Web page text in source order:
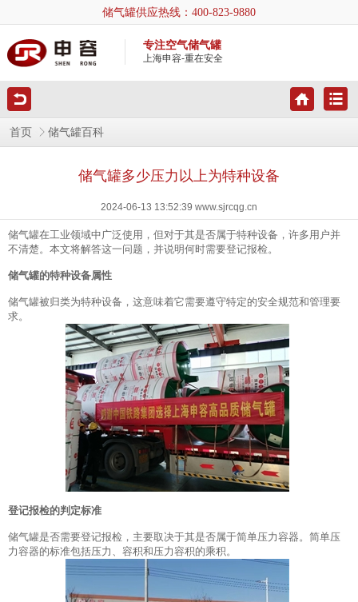
储气罐供应热线： 400-823-9880
专注空气储气罐
上海申容-重在安全
首页 储气罐百科
储气罐多少压力以上为特种设备
2024-06-13 13:52:39 www.sjrcqg.cn
储气罐在工业领域中广泛使用，但对于其是否属于特种设备，许多用户并
不清楚。本文将解答这一问题，并说明何时需要登记报检。
储气罐的特种设备属性
储气罐被归类为特种设备，这意味着它需要遵守特定的安全规范和管理要
求。
登记报检的判定标准
储气罐是否需要登记报检，主要取决于其是否属于简单压力容器。简单压
力容器的标准包括压力、容积和压力容积的乘积。